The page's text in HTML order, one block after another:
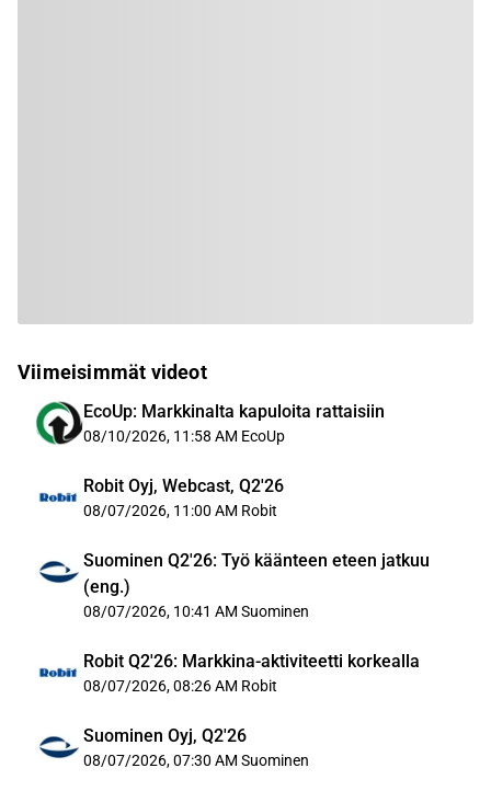
Viimeisimmät videot
EcoUp: Markkinalta kapuloita rattaisiin
08/10/2026, 11:58 AM EcoUp
Robit Oyj, Webcast, Q2'26
08/07/2026, 11:00 AM Robit
Suominen Q2'26: Työ käänteen eteen jatkuu
(eng.)
08/07/2026, 10:41 AM Suominen
Robit Q2'26: Markkina-aktiviteetti korkealla
08/07/2026, 08:26 AM Robit
Suominen Oyj, Q2'26
08/07/2026, 07:30 AM Suominen